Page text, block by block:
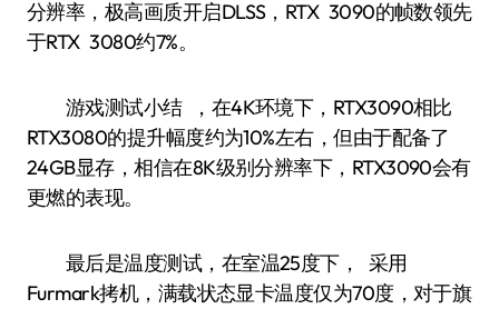
分辨率，极高画质开启DLSS，RTX 3090的帧数领先
于RTX 3080约7%。
游戏测试小结 ，在4K环境下，RTX3090相比
RTX3080的提升幅度约为10%左右，但由于配备了
24GB显存，相信在8K级别分辨率下，RTX3090会有
更燃的表现。
最后是温度测试，在室温25度下， 采用
Furmark拷机，满载状态显卡温度仅为70度，对于旗